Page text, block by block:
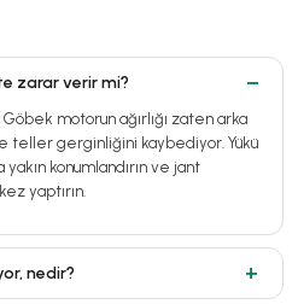
zarar verir mi?
motorun ağırlığı zaten arka
teller gerginliğini kaybediyor. Yükü
konumlandırın ve jant
yaptırın.
nedir?